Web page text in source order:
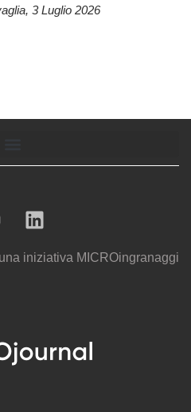
, 3 Luglio 2026
iniziativa MICROingranaggi